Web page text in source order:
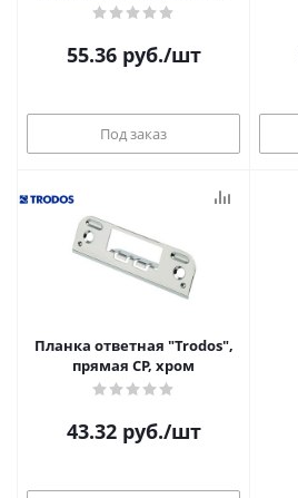
55.36руб./шт
Под заказ
Планка ответная "Trodos",
прямая CP, хром
43.32руб./шт